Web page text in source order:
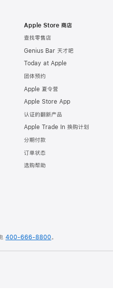
Apple Store 商店
查找零售店
Genius Bar 天才吧
Today at Apple
团体预约
Apple 夏令营
Apple Store App
认证的翻新产品
Apple Trade In 换购计划
分期付款
订单状态
选购帮助
400-666-8800。